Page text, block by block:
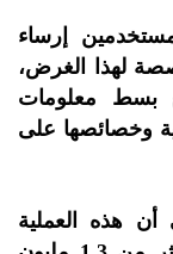
إرساء
لهذا الغرض،
بسط معلومات
وخصائصها على
هذه العملية